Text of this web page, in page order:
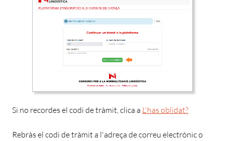
Si no recordes el codi de tràmit, clica a L'has oblidat?
Rebràs el codi de tràmit a l'adreça de correu electrònic o